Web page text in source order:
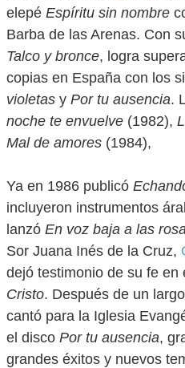
elepé Espíritu sin nombre
Barba de las Arenas. Con
Talco y bronce, logra
copias en España con los
violetas y Por tu ausencia.
noche te envuelve (1982),
Mal de amores (1984),
Ya en 1986 publicó
incluyeron instrumentos
lanzó En voz baja a las
Sor Juana Inés de la Cruz,
dejó testimonio de su fe en
Cristo. Después de un
cantó para la Iglesia
el disco Por tu ausencia,
grandes éxitos y nuevos